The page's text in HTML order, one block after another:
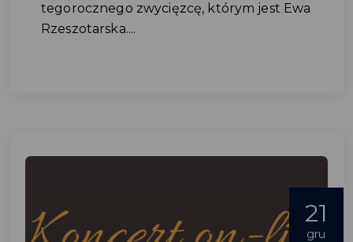
tegorocznego zwycięzcę, którym jest Ewa
Rzeszotarska....
21
gru